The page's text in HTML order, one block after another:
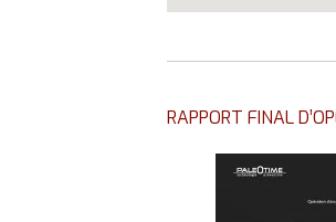
RAPPORT FINAL